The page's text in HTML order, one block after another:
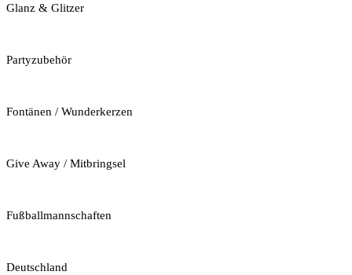
Glanz & Glitzer
Partyzubehör
Fontänen / Wunderkerzen
Give Away / Mitbringsel
Fußballmannschaften
Deutschland